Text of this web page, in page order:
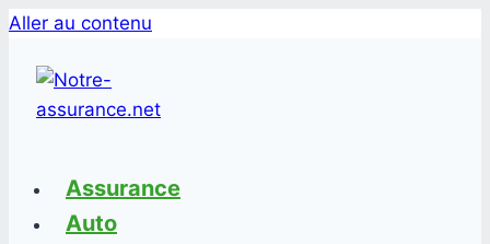
Aller au contenu
Assurance
Auto